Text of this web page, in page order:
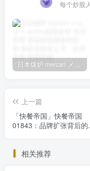
日本煤炉 mercari メルカリ cookie提取技术 安卓 苹果 雷电模拟器都可提取,指纹浏览器上号。技术支持
上一篇
「快餐帝国」快餐帝国
01843：品牌扩张背后的
相关推荐